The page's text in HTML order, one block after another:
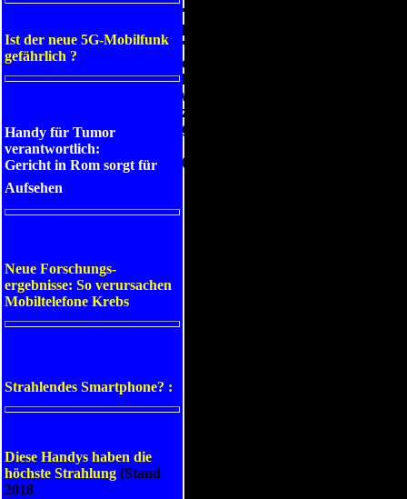
Ist der neue 5G-Mobilfunk
gefährlich ?
Handy für Tumor
verantwortlich:
Gericht in Rom sorgt für
Aufsehen
Neue Forschungs-
ergebnisse: So verursachen
Mobiltelefone Krebs
Strahlendes Smartphone? :
Diese Handys haben die
höchste Strahlung (Stand
2018
"Dieses Urteil ist besonders
"Dieses Urteil ist besonders
elektromagnetischen Strahlen
weiterer sieben Italiener, die
zu haben. "Wir denken an eine
gesundheitsschädlichen
(APA, 19.10. 2012)